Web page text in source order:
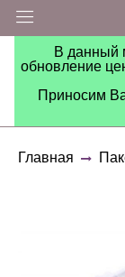
В данный
обновление
Приносим
Главная